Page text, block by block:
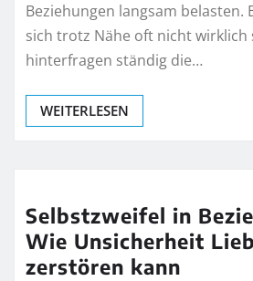
Beziehungen langsam belasten.
sich trotz Nähe oft nicht wirklich
hinterfragen ständig die…
WEITERLESEN
Selbstzweifel in
Wie Unsicherheit
zerstören kann